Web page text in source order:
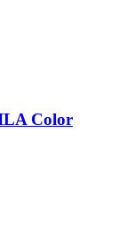
Color